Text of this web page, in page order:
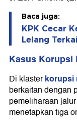
Baca juga:
KPK Cecar
Lelang
Kasus Korupsi
Di klasterkorupsi
berkaitan dengan
pemeliharaan
menetapkan tiga